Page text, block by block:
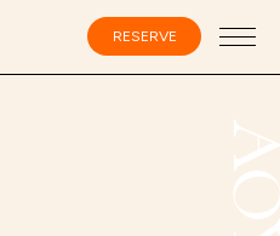
RESERVE